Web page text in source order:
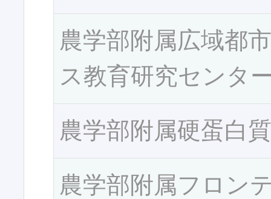
農学部附属広域都
ス教育研究センタ
農学部附属硬蛋白
農学部附属フロン